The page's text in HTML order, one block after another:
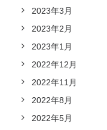
2023年3月
2023年2月
2023年1月
2022年12月
2022年11月
2022年8月
2022年5月